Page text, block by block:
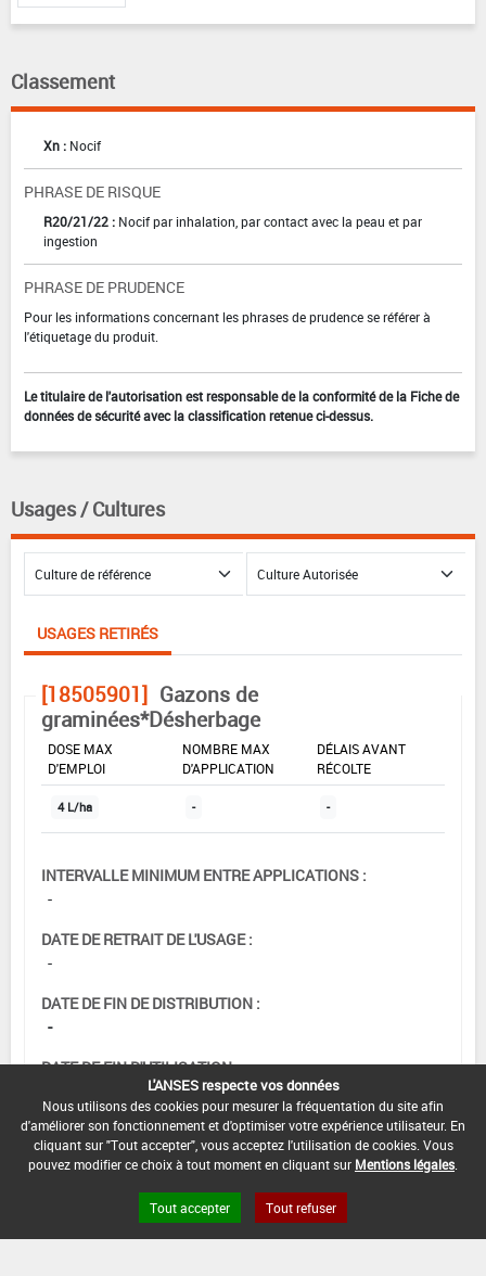
Classement
Xn : Nocif
PHRASE DE RISQUE
R20/21/22 : Nocif par inhalation, par contact avec la peau et par
ingestion
PHRASE DE PRUDENCE
Pour les informations concernant les phrases de prudence se référer à
l'étiquetage du produit.
Le titulaire de l'autorisation est responsable de la conformité de la Fiche de
données de sécurité avec la classification retenue ci-dessus.
Usages / Cultures
USAGES RETIRÉS
[18505901] Gazons de
graminées*Désherbage
DOSE MAX
D'EMPLOI
NOMBRE MAX
D'APPLICATION
DÉLAIS AVANT
RÉCOLTE
4 L/ha - -
INTERVALLE MINIMUM ENTRE APPLICATIONS :
-
DATE DE RETRAIT DE L'USAGE :
-
DATE DE FIN DE DISTRIBUTION :
-
DATE DE FIN D'UTILISATION :
L'ANSES respecte vos données
Nous utilisons des cookies pour mesurer la fréquentation du site afin
d'améliorer son fonctionnement et d'optimiser votre expérience utilisateur. En
cliquant sur "Tout accepter", vous acceptez l'utilisation de cookies. Vous
pouvez modifier ce choix à tout moment en cliquant sur Mentions légales
Tout accepter Tout refuser